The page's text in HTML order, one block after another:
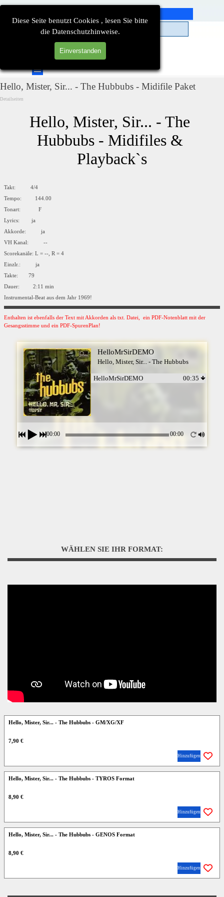
Diese Seite benutzt Cookies , lesen Sie bitte
die Datenschutzhinweise.
Einverstanden
Direkt zum Seiteninhalt
Menü überspringen
Hello, Mister, Sir... - The Hubbubs - Midifile Paket
Detailseiten
Hello, Mister, Sir... - The
Hubbubs - Midifiles &
Playback`s
Takt: 4/4
Tempo: 144.00
Tonart: F
Lyrics: ja
Akkorde: ja
VH Kanal: --
Scorekanäle: L = --, R = 4
Einzlr.: ja
Takte: 79
Dauer: 2:11 min
Instrumental-Beat aus dem Jahr 1969!
Enthalten ist ebenfalls der Text mit Akkorden als txt. Datei, ein PDF-Notenblatt mit der
Gesangsstimme und ein PDF-SpurenPlan!
HelloMrSirDEMO
Hello, Mister, Sir... - The Hubbubs
HelloMrSirDEMO 00:35
00:00 00:00
WÄHLEN SIE IHR FORMAT:
Hello, Mister, Sir... - The Hubbubs - GM/XG/XF
7,90 €
Hinzufügen
Hello, Mister, Sir... - The Hubbubs - TYROS Format
8,90 €
Hinzufügen
Hello, Mister, Sir... - The Hubbubs - GENOS Format
8,90 €
Hinzufügen